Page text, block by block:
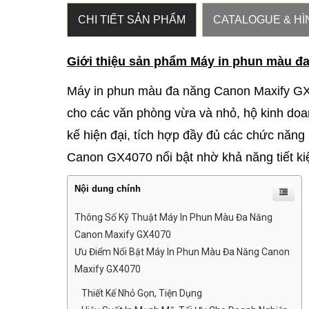
CHI TIẾT SẢN PHẨM CATALOGUE &
Giới thiệu sản phẩm Máy in phun màu
Máy in phun màu đa năng Canon Maxify
cho các văn phòng vừa và nhỏ, hộ kinh
kế hiện đại, tích hợp đầy đủ các chức
Canon GX4070 nổi bật nhờ khả năng tiết
Nội dung chính
Thông Số Kỹ Thuật Máy In Phun Màu Đa Năng
Canon Maxify GX4070
Ưu Điểm Nổi Bật Máy In Phun Màu Đa Năng Canon
Maxify GX4070
Thiết Kế Nhỏ Gọn, Tiện Dụng